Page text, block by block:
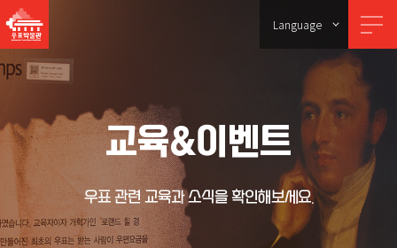
Language
교육&이벤트
우표 관련 교육과 소식을 확인해보세요.